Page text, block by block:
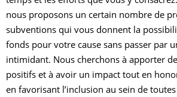
nous proposons un certain nombre de
subventions qui vous donnent la
fonds pour votre cause sans passer par
intimidant. Nous cherchons à apporter
positifs et à avoir un impact tout en
en favorisant l’inclusion au sein de